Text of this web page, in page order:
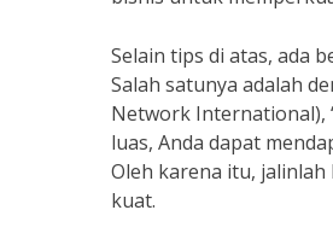
Selain tips di atas, ada
Salah satunya adalah
Network International),
luas, Anda dapat
Oleh karena itu,
kuat.